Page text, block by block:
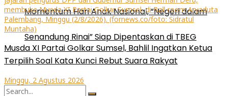
Momentum Hari Anak Nasional, “Negeri dalam
Senandung Rinai” Siap Dipentaskan di TBEG
Musda XI Partai Golkar Sumsel, Bahlil Ingatkan Ketua
Terpilih Soal Kata Kunci Rebut Suara Rakyat
Minggu, 2 Agustus 2026